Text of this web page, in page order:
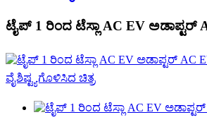
ಟೈಪ್ 1 ರಿಂದ ಟೆಸ್ಲಾ AC EV ಅಡಾಪ್ಟರ್